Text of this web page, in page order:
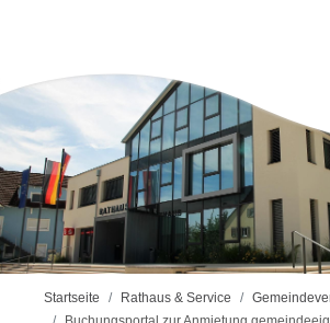
Startseite Rathaus & Service